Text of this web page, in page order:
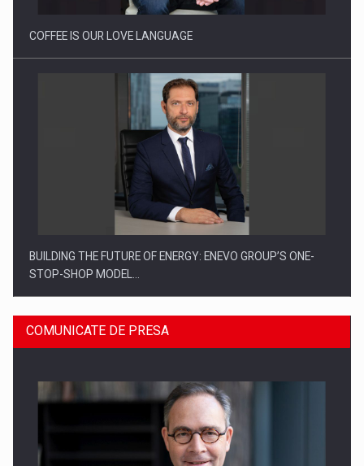
COFFEE IS OUR LOVE LANGUAGE
BUILDING THE FUTURE OF ENERGY: ENEVO GROUP’S ONE-
STOP-SHOP MODEL…
COMUNICATE DE PRESA